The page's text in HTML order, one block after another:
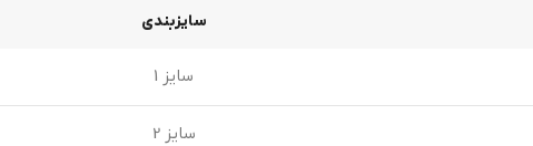
سایزبندی
سایز 1
سایز 2